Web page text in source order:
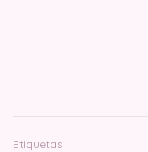
Etiquetas